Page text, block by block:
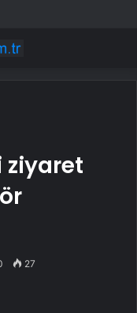
ziyaret
27